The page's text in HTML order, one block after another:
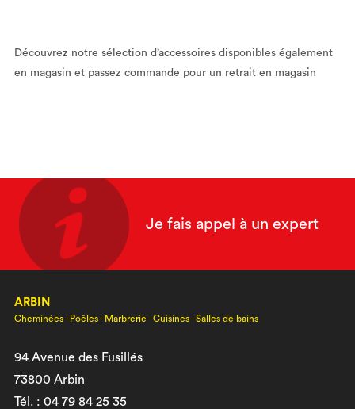
Découvrez notre sélection d’accessoires disponibles également
en magasin et passez commande pour un retrait en magasin
Je fais appel à un expert
ARBIN
Cheminées - Poêles - Marbrerie - Cuisines - Salles de bains
94 Avenue des Fusillés
73800 Arbin
Tél. : 04 79 84 25 35